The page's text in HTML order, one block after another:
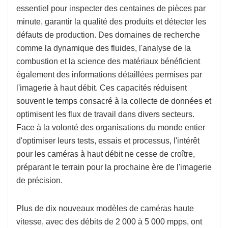
essentiel pour inspecter des centaines de pièces par
minute, garantir la qualité des produits et détecter les
défauts de production. Des domaines de recherche
comme la dynamique des fluides, l'analyse de la
combustion et la science des matériaux bénéficient
également des informations détaillées permises par
l'imagerie à haut débit. Ces capacités réduisent
souvent le temps consacré à la collecte de données et
optimisent les flux de travail dans divers secteurs.
Face à la volonté des organisations du monde entier
d'optimiser leurs tests, essais et processus, l'intérêt
pour les caméras à haut débit ne cesse de croître,
préparant le terrain pour la prochaine ère de l'imagerie
de précision.
Plus de dix nouveaux modèles de caméras haute
vitesse, avec des débits de 2 000 à 5 000 mpps, ont